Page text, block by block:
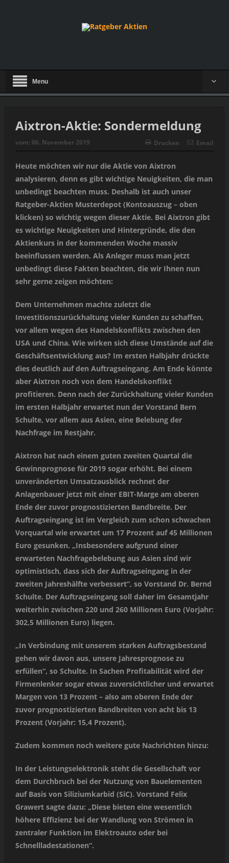
Menu
Aixtron-Aktie: Sondermeldung
vom: 06. November 2019 Drucken Email
Heute möchten wir nur die Aktie von Aixtron
analysieren, denn es gibt wichtige Neuigkeiten, die man
unbedingt beachten muss. Deshalb ist auch unser
Ratgeber-Aktien Musterdepot (Kontoauszug – oben
klicken) so wichtig wegen dieser Aktie. Bei Aixtron gibt
es wichtige Neuigkeiten und Hintergründe, die den
Aktienkurs in der kommenden Woche massiv
beeinflussen werden. Als Anleger muss man jetzt
unbedingt diese Fakten beachten, die wir Ihnen nun
sehr gerne zeigen möchten:
Dem Unternehmen machte zuletzt die
Investitionszurückhaltung vieler Kunden zu schaffen,
vor allem wegen des Handelskonflikts zwischen den
USA und China. Wie wirken sich diese Umstände auf die
Geschäftsentwicklung aus? Im ersten Halbjahr drückte
dies deutlich auf den Auftragseingang. Am Ende könnte
aber Aixtron noch von dem Handelskonflikt
profitieren. Denn nach der Zurückhaltung vieler Kunden
im ersten Halbjahr erwartet nun der Vorstand Bern
Schulte, vor allem aus Asien, eine Belebung der
Nachfrage im Restjahr.
Aixtron hat nach einem guten zweiten Quartal die
Gewinnprognose für 2019 sogar erhöht. Bei einem
unveränderten Umsatzausblick rechnet der
Anlagenbauer jetzt mit einer EBIT-Marge am oberen
Ende der zuvor prognostizierten Bandbreite. Der
Auftragseingang ist im Vergleich zum schon schwachen
Vorquartal wie erwartet um 17 Prozent auf 45 Millionen
Euro gesunken. „Insbesondere aufgrund einer
erwarteten Nachfragebelebung aus Asien sind wir
optimistisch, dass sich der Auftragseingang in der
zweiten Jahreshälfte verbessert“, so Vorstand Dr. Bernd
Schulte. Der Auftragseingang soll daher im Gesamtjahr
weiterhin zwischen 220 und 260 Millionen Euro (Vorjahr:
302,5 Millionen Euro) liegen.
„In Verbindung mit unserem starken Auftragsbestand
gehen wir davon aus, unsere Jahresprognose zu
erfüllen“, so Schulte. In Sachen Profitabilität wird der
Firmenlenker sogar etwas zuversichtlicher und erwartet
Margen von 13 Prozent – also am oberen Ende der
zuvor prognostizierten Bandbreiten von acht bis 13
Prozent (Vorjahr: 15,4 Prozent).
Zudem kommen noch weitere gute Nachrichten hinzu:
In der Leistungselektronik steht die Gesellschaft vor
dem Durchbruch bei der Nutzung von Bauelementen
auf Basis von Siliziumkarbid (SiC). Vorstand Felix
Grawert sagte dazu: „Diese bieten eine wesentlich
höhere Effizienz bei der Wandlung von Strömen in
zentraler Funktion im Elektroauto oder bei
Schnellladestationen“.